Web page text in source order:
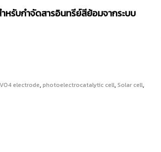
หรับกำจัดสารอินทรีย์สีย้อมจากระบบ
electrode,photoelectrocatalytic cell, Solar cell,